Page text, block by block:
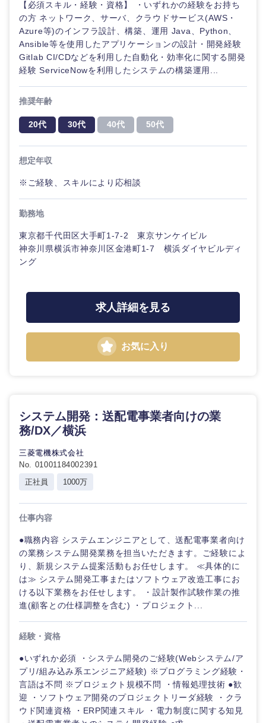
東海地方
岐阜県 静岡県
【必須スキル・経験・資格】 ・いずれかの経験をお持ち
の方 ネットワーク、サーバ、クラウドサービス(AWS・
Azure等)のインフラ設計、構築、運用 Java、Python、
Ansible等を使用したアプリケーションの設計・開発経験
Gitlab CI/CDなどを利用した自動化・効率化に関する開発
経験 ServiceNowを利用したシステムの構築運用...
推奨年齢
20代 30代 40代 50代
想定年収
※ご経験、スキルにより応相談
勤務地
東京都千代田区大手町1-7-2 東京サンケイビル
神奈川県横浜市神奈川区金港町1-7 横浜ダイヤビルディ
ング
求人詳細を見る
お気に入り
システム開発：送配電事業者向けの業
務/DX／横浜
三菱電機株式会社
No. 01001184002391
正社員
1000万
仕事内容
●職務内容 システムエンジニアとして、送配電事業者向け
の業務システム開発業務を担当いただきます。ご経験によ
り、新規システム提案活動もお任せします。 ≪具体的に
は≫ システム開発工事またはソフトウェア改造工事にお
ける以下業務をお任せします。 ・設計製作試験作業の推
進(顧客との仕様調整を含む) ・プロジェクト...
経験・資格
●いずれか必須 ・システム開発のご経験(Webシステム/ア
プリ/組み込み系エンジニア経験) ※プログラミング経験・
言語は不問 ※プロジェクト規模不問 ・情報処理技術 ●歓
迎 ・ソフトウェア開発のプロジェクトリーダ経験 ・クラ
ウド関連資格 ・ERP関連スキル ・電力制度に関する知見